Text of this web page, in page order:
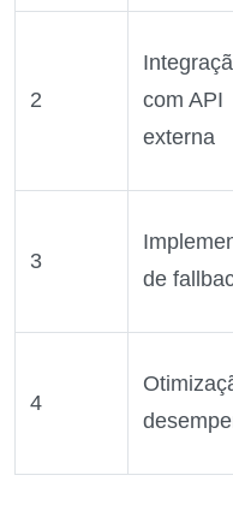
2
com API
externa
3
de
4